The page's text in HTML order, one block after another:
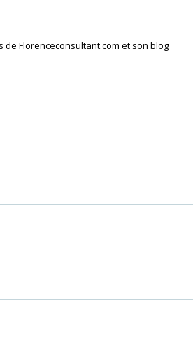
Florenceconsultant.com et son blog